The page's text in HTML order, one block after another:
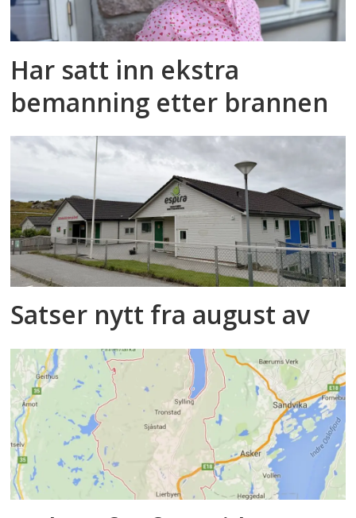
Har satt inn ekstra
bemanning etter brannen
Satser nytt fra august av